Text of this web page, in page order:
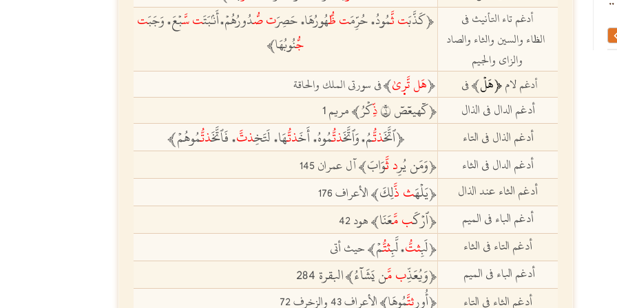
أدغم تاء التأنيث في
الظاء والسين والثاء والصاد
والزاي والجيم
ﵳكَذَّبَت ثَّمُودُ، حُرِّمَتظُّهُورُهَا، حَصِرَتصُّدُورُهُمۡ،أَنۢبَتَتسَّبۡعَ، وَجَبَت
جُّنُوبُهَاﵲ
أدغم لامﵳهَلﵲفي ﵳهَلتَّرٜىﵲفي سورتي الملك والحاقة
أدغم الدال في الذال ﵳكٓهيعٓصٓ ١ ذِّكۡرُﵲ مريم 1
أدغم الذال في التاء ﵳٱتَّخَذتُّمُ، وَٱتَّخَذتُّمُوهُ، أَخَذتُّهَا، لَتَخِذتّ، فَٱتَّخَذتُّمُوهُمۡﵲ
أدغم الدال في الثاء ﵳوَمَن يُرِدثَّوَابَﵲ آل عمران 145
أدغم الثاء عند الذال
ﵳيَلۡهَثذَّلِكَﵲ الأعراف 176
أدغم الباء في الميم
ﵳٱرۡكَبمَّعَنَاﵲ هود 42
أدغم التاء في الثاء
ﵳلَبِثتّ، لَّبِثتُّمۡﵲ حيث أتى
‏ أدغم الباء في الميم ‏ ‏
ﵳوَيُعَذِّبمَّن يَشَآءُﵲالبقرة 284
أدغم الثاء في التاء ﵳأُورِثتَّمُوهَاﵲالأعراف 43 والزخرف 72